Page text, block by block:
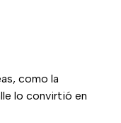
como la
lo convirtió en